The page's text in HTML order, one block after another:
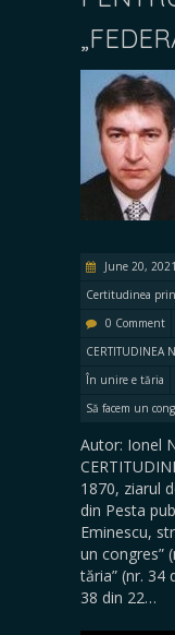
June 20, 2021
Certitudinea
0 Comment
CERTITUDINEA
În unire e tăria
Să facem un
Autor: Ionel
1870, ziarul
din Pesta
Eminescu,
un congres”
tăria” (nr. 34
38 din 22…